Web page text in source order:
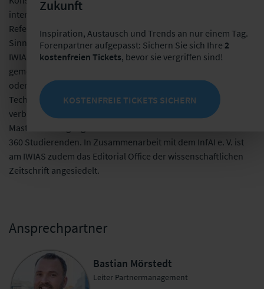
internationalen Einzelforschungsprojekten entstehen dazu
Referenzmodelle, Architekturen und Bewertungsansätze. Im
Sinne der anwendungsorientierten Forschung pflegt das
IWIAS einen engen Kontakt zur Unternehmenspraxis über
gemeinsame Studien, Beteiligung an Evaluationsprojekten
oder durch Zulieferung neuer innovativer Verfahren,
Technologien oder Konzepten. Die Forschungsarbeiten sind
verbunden mit der Lehrtätigkeit in den des Bachelor- und
Masterstudiengängen der Wirtschaftsinformatik mit mehr als
360 Studierenden. In Zusammenarbeit mit dem InfAI e. V. ist
am IWIAS zudem das Editorial Office der wissenschaftlichen
Zeitschrift angesiedelt.
Ansprechpartner
Bastian Mörstedt
Leiter Partnermanagement
Zukunft
Inspiration, Austausch und Trends an nur einem Tag.
Forenpartner aufgepasst: Sichern Sie sich Ihre 2
kostenfreien Tickets, bevor sie vergriffen sind!
KOSTENFREIE TICKETS SICHERN